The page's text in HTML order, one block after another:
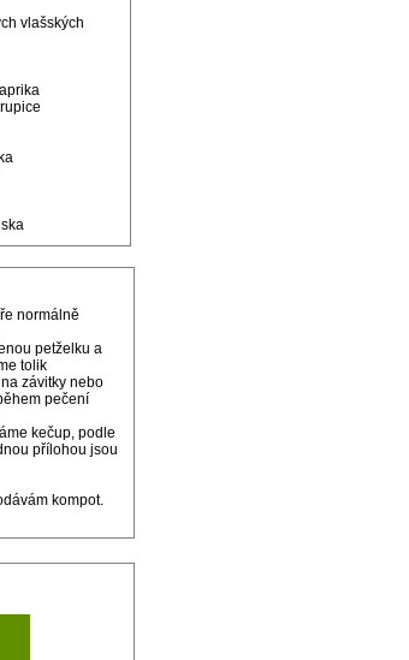
vlašských
normálně
petželku a
tolik
závitky nebo
pečení
kečup, podle
přílohou jsou
kompot.